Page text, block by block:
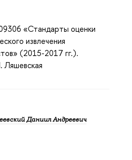
«Стандарты оценки
извлечения
(2015-2017 гг.).
Даниил Андреевич